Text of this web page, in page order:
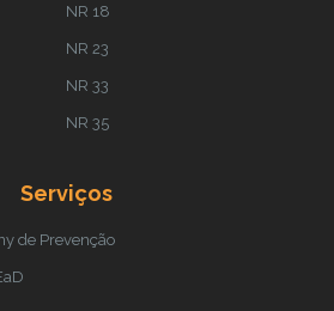
NR 18
NR 23
NR 33
NR 35
Serviços
de Prevenção